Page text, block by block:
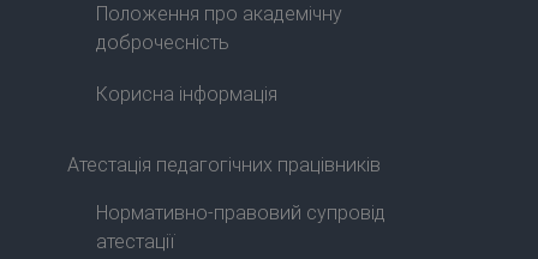
Положення про академічну
доброчесність
Корисна інформація
Атестація педагогічних працівників
Нормативно-правовий супровід
атестації